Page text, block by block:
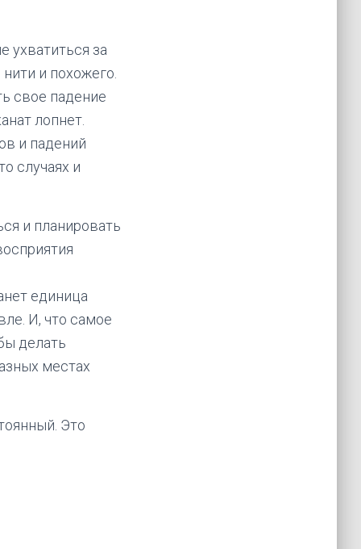
ухватиться за
и похожего.
свое падение
лопнет.
и падений
случаях и
и планировать
единица
И, что самое
делать
местах
Это